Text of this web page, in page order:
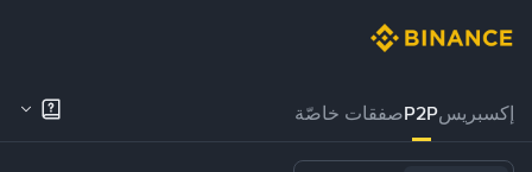
إكسبريسP2Pصفقات خاصّة